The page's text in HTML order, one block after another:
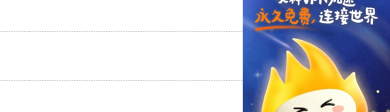
支持[0] 反对[0]
支持[0] 反对[0]